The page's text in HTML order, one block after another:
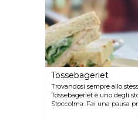
Tössebageriet
Trovandosi sempre allo
Tössebageriet è uno degli
Stoccolma. Fai una pausa
fatto in casa
oppure goditi un pasticcino,